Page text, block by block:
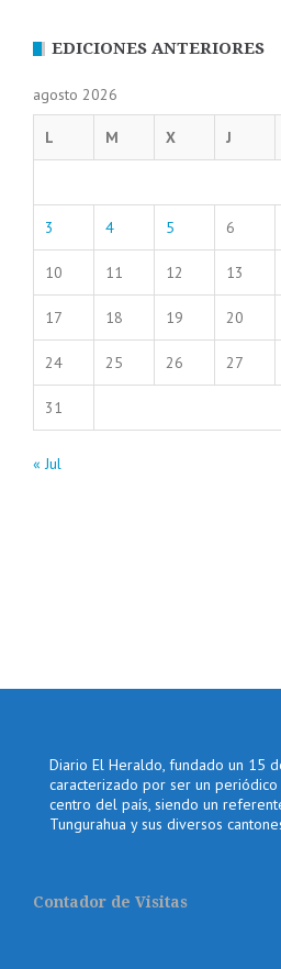
EDICIONES ANTERIORES
agosto 2026
L M X J
3 4 5 6
10 11 12 13
17 18 19 20
24 25 26 27
31
« Jul
Diario El Heraldo, fundado un 15
caracterizado por ser un
centro del país, siendo un
Tungurahua y sus diversos
Contador de Visitas